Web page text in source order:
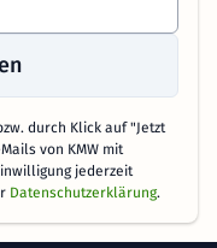
durch Klick auf "Jetzt
von KMW mit
jederzeit
Datenschutzerklärung.